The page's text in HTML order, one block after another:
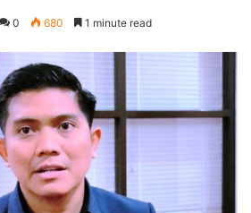
0 680 1 minute read